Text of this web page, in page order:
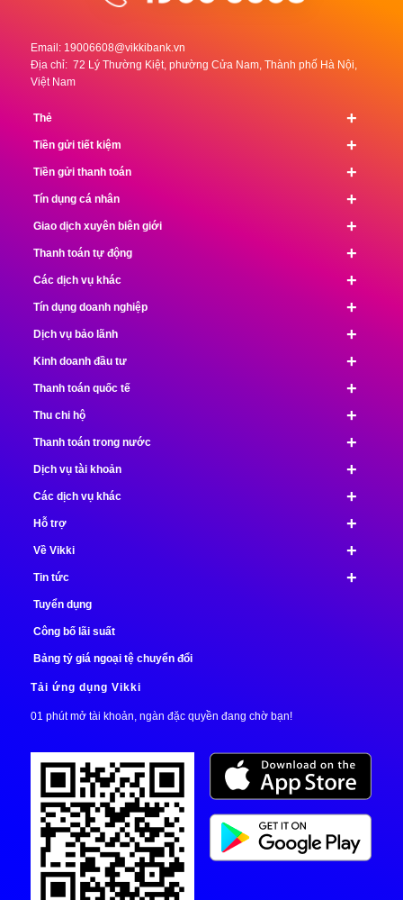
Email: 19006608@vikkibank.vn
Địa chỉ: 72 Lý Thường Kiệt, phường Cửa Nam, Thành phố Hà Nội,
Việt Nam
+
Thẻ
+
Tiền gửi tiết kiệm
+
Tiền gửi thanh toán
+
Tín dụng cá nhân
+
Giao dịch xuyên biên giới
+
Thanh toán tự động
+
Các dịch vụ khác
+
Tín dụng doanh nghiệp
+
Dịch vụ bảo lãnh
+
Kinh doanh đầu tư
+
Thanh toán quốc tế
+
Thu chi hộ
+
Thanh toán trong nước
+
Dịch vụ tài khoản
+
Các dịch vụ khác
+
Hỗ trợ
+
Về Vikki
+
Tin tức
Tuyển dụng
Công bố lãi suất
Bảng tỷ giá ngoại tệ chuyển đổi
Tải ứng dụng Vikki
01 phút mở tài khoản, ngàn đặc quyền đang chờ bạn!